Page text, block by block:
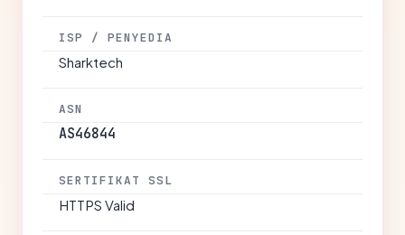
ISP / PENYEDIA
Sharktech
ASN
AS46844
SERTIFIKAT SSL
HTTPS Valid